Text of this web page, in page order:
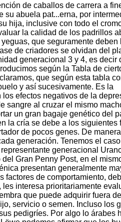
de caballos de carrera a
abuela pat...erna, por
hija, inclusive con todo el
la calidad de los padrillos
que seguramente deben
de criadores se olvidan del
generacional 3 y 4, es decir
según la Tabla de
que según esta tabla
y así sucesivamente. Es la
efectos negativos de la
sangre al cruzar el mismo
un gran bagaje genético del
la cría se debe a los siguientes
de pocos genes. De
generación. Tenemos el
generacional
Gran Penny Post, en el
presentan generalmente
factores de comportamiento,
interesa prioritariamente
que puede adquirir fuera
servicio o semen. Incluso los
pedigríes. Por algo lo árabes